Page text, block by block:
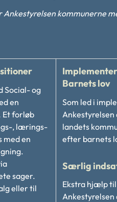
kommunerne
Social- og
en
Et forløb
, lærings-
med en
sager.
eller til
Barnets lov
Som led i
Ankestyrelsen
landets
efter barnets
Særlig
Ekstra hjælp